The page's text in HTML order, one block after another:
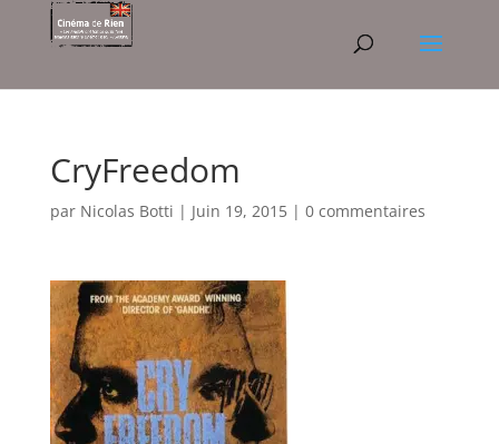
CryFreedom
par Nicolas Botti | Juin 19, 2015| 0 commentaires